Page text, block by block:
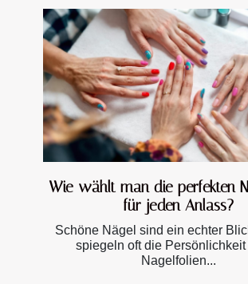
Wie wählt man die perfekten
für jeden Anlass?
Schöne Nägel sind ein echter
spiegeln oft die Persönlichkeit
Nagelfolien...